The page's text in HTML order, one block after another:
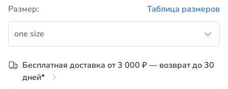
Размер: Таблица размеров
one size
one size
Бесплатная доставка от 3 000 ₽ — возврат до 30
дней*